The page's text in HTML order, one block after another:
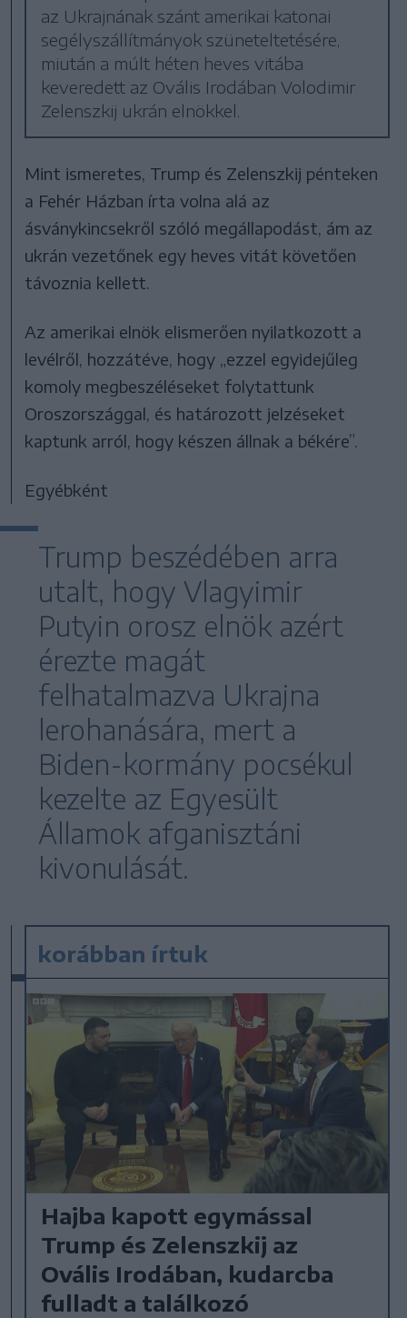
az Ukrajnának szánt amerikai katonai
segélyszállítmányok szüneteltetésére,
miután a múlt héten heves vitába
keveredett az Ovális Irodában Volodimir
Zelenszkij ukrán elnökkel.
Mint ismeretes, Trump és Zelenszkij pénteken
a Fehér Házban írta volna alá az
ásványkincsekről szóló megállapodást, ám az
ukrán vezetőnek egy heves vitát követően
távoznia kellett.
Az amerikai elnök elismerően nyilatkozott a
levélről, hozzátéve, hogy „ezzel egyidejűleg
komoly megbeszéléseket folytattunk
Oroszországgal, és határozott jelzéseket
kaptunk arról, hogy készen állnak a békére”.
Egyébként
Trump beszédében arra
utalt, hogy Vlagyimir
Putyin orosz elnök azért
érezte magát
felhatalmazva Ukrajna
lerohanására, mert a
Biden-kormány pocsékul
kezelte az Egyesült
Államok afganisztáni
kivonulását.
korábban írtuk
Hajba kapott egymással
Trump és Zelenszkij az
Ovális Irodában, kudarcba
fulladt a találkozó